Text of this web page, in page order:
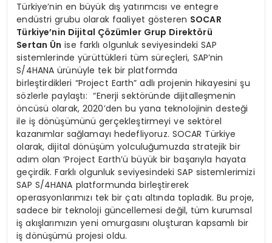
Türkiye’nin en büyük dış yatırımcısı ve entegre
endüstri grubu olarak faaliyet gösteren SOCAR
Türkiye’nin Dijital Çözümler Grup Direktörü
Sertan Ün ise farklı olgunluk seviyesindeki SAP
sistemlerinde yürüttükleri tüm süreçleri, SAP’nin
S/4HANA ürünüyle tek bir platformda
birleştirdikleri “Project Earth” adlı projenin hikayesini şu
sözlerle paylaştı: “Enerji sektöründe dijitalleşmenin
öncüsü olarak, 2020’den bu yana teknolojinin desteği
ile iş dönüşümünü gerçekleştirmeyi ve sektörel
kazanımlar sağlamayı hedefliyoruz. SOCAR Türkiye
olarak, dijital dönüşüm yolculuğumuzda stratejik bir
adım olan ‘Project Earth’ü büyük bir başarıyla hayata
geçirdik. Farklı olgunluk seviyesindeki SAP sistemlerimizi
SAP S/4HANA platformunda birleştirerek
operasyonlarımızı tek bir çatı altında topladık. Bu proje,
sadece bir teknoloji güncellemesi değil, tüm kurumsal
iş akışlarımızın yeni omurgasını oluşturan kapsamlı bir
iş dönüşümü projesi oldu.